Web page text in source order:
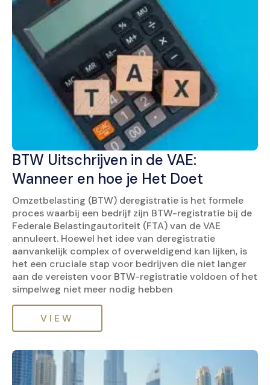
BTW Uitschrijven in de VAE:
Wanneer en hoe je Het Doet
Omzetbelasting (BTW) deregistratie is het formele
proces waarbij een bedrijf zijn BTW-registratie bij de
Federale Belastingautoriteit (FTA) van de VAE
annuleert. Hoewel het idee van deregistratie
aanvankelijk complex of overweldigend kan lijken, is
het een cruciale stap voor bedrijven die niet langer
aan de vereisten voor BTW-registratie voldoen of het
simpelweg niet meer nodig hebben
VIEW